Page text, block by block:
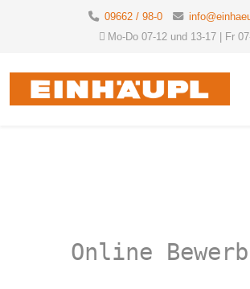
09662 / 98-0
Mo-Do 07-12 und 13-17 | Fr
Online